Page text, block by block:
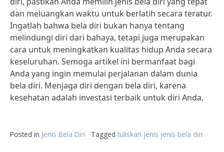
dan meluangkan waktu untuk berlatih secara teratur.
Ingatlah bahwa bela diri bukan hanya tentang
melindungi diri dari bahaya, tetapi juga merupakan
cara untuk meningkatkan kualitas hidup Anda secara
keseluruhan. Semoga artikel ini bermanfaat bagi
Anda yang ingin memulai perjalanan dalam dunia
bela diri. Menjaga diri dengan bela diri, karena
kesehatan adalah investasi terbaik untuk diri Anda.
Posted in Jenis Bela Diri Tagged tuliskan jenis jenis bela diri